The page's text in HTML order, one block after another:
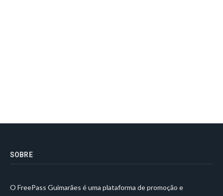
SOBRE
O FreePass Guimarães é uma plataforma de promoção e